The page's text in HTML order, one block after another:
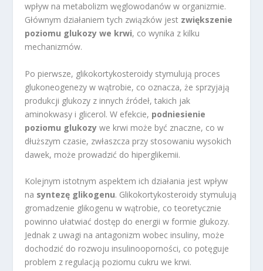
wpływ na metabolizm węglowodanów w organizmie.
Głównym działaniem tych związków jest zwiększenie
poziomu glukozy we krwi, co wynika z kilku
mechanizmów.
Po pierwsze, glikokortykosteroidy stymulują proces
glukoneogenezy w wątrobie, co oznacza, że sprzyjają
produkcji glukozy z innych źródeł, takich jak
aminokwasy i glicerol. W efekcie, podniesienie
poziomu glukozy we krwi może być znaczne, co w
dłuższym czasie, zwłaszcza przy stosowaniu wysokich
dawek, może prowadzić do hiperglikemii.
Kolejnym istotnym aspektem ich działania jest wpływ
na syntezę glikogenu. Glikokortykosteroidy stymulują
gromadzenie glikogenu w wątrobie, co teoretycznie
powinno ułatwiać dostęp do energii w formie glukozy.
Jednak z uwagi na antagonizm wobec insuliny, może
dochodzić do rozwoju insulinooporności, co potęguje
problem z regulacją poziomu cukru we krwi.